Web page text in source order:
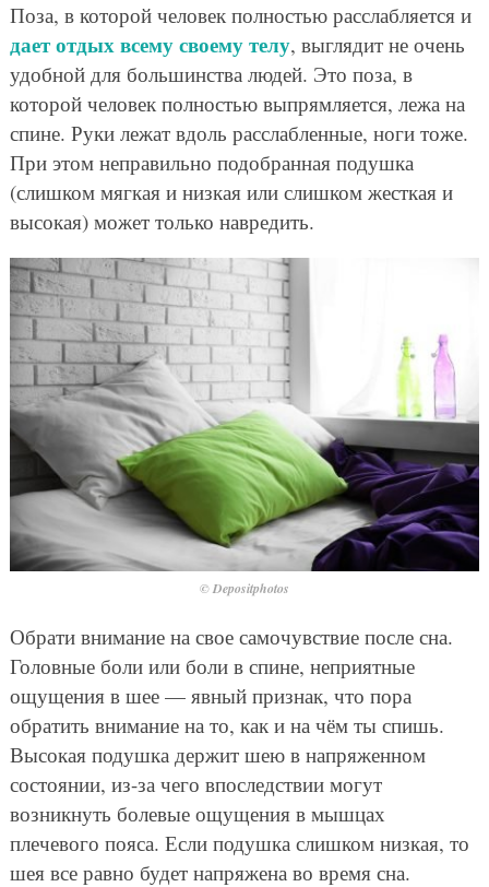
Поза, в которой человек полностью расслабляется и
дает отдых всему своему телу, выглядит не очень
удобной для большинства людей. Это поза, в
которой человек полностью выпрямляется, лежа на
спине. Руки лежат вдоль расслабленные, ноги тоже.
При этом неправильно подобранная подушка
(слишком мягкая и низкая или слишком жесткая и
высокая) может только навредить.
© Depositphotos
Обрати внимание на свое самочувствие после сна.
Головные боли или боли в спине, неприятные
ощущения в шее — явный признак, что пора
обратить внимание на то, как и на чём ты спишь.
Высокая подушка держит шею в напряженном
состоянии, из-за чего впоследствии могут
возникнуть болевые ощущения в мышцах
плечевого пояса. Если подушка слишком низкая, то
шея все равно будет напряжена во время сна.